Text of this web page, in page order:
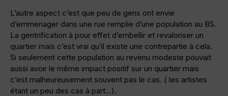
L’autre aspect c’est que peu de gens ont envie
d’emmenager dans une rue remplie d’une population au BS.
La gentrification à pour effet d’embellir et revaloriser un
quartier mais c’est vrai qu’il existe une contrepartie à cela.
Si seulement cette population au revenu modeste pouvait
aussi avoir le même impact positif sur un quartier mais
c’est malheureusement souvent pas le cas. ( les artistes
étant un peu des cas à part…).